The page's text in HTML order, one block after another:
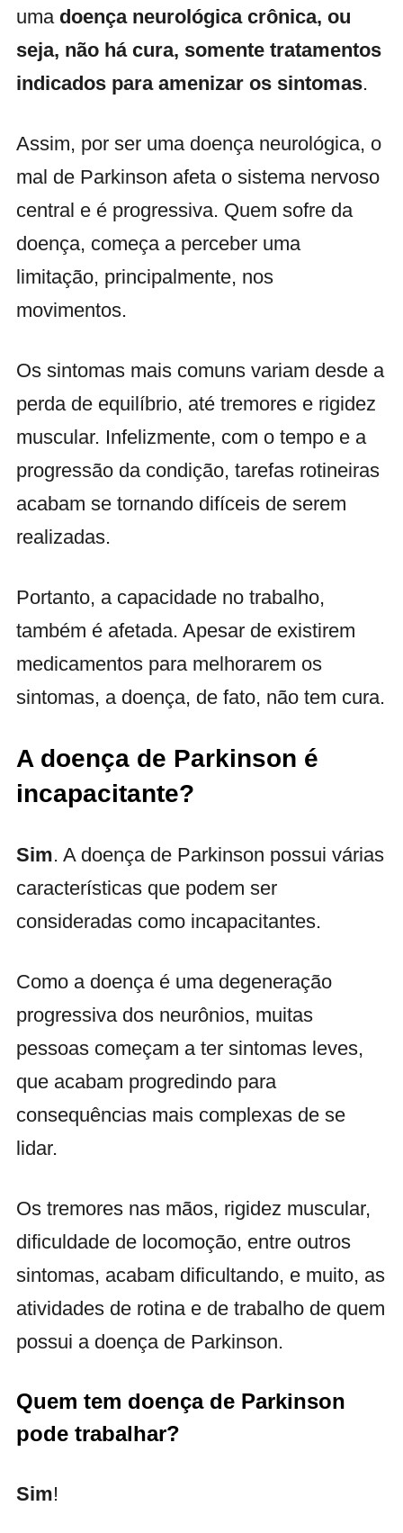
uma doença neurológica crônica, ou
seja, não há cura, somente tratamentos
indicados para amenizar os sintomas.
Assim, por ser uma doença neurológica, o
mal de Parkinson afeta o sistema nervoso
central e é progressiva. Quem sofre da
doença, começa a perceber uma
limitação, principalmente, nos
movimentos.
Os sintomas mais comuns variam desde a
perda de equilíbrio, até tremores e rigidez
muscular. Infelizmente, com o tempo e a
progressão da condição, tarefas rotineiras
acabam se tornando difíceis de serem
realizadas.
Portanto, a capacidade no trabalho,
também é afetada. Apesar de existirem
medicamentos para melhorarem os
sintomas, a doença, de fato, não tem cura.
A doença de Parkinson é
incapacitante?
Sim. A doença de Parkinson possui várias
características que podem ser
consideradas como incapacitantes.
Como a doença é uma degeneração
progressiva dos neurônios, muitas
pessoas começam a ter sintomas leves,
que acabam progredindo para
consequências mais complexas de se
lidar.
Os tremores nas mãos, rigidez muscular,
dificuldade de locomoção, entre outros
sintomas, acabam dificultando, e muito, as
atividades de rotina e de trabalho de quem
possui a doença de Parkinson.
Quem tem doença de Parkinson
pode trabalhar?
Sim!